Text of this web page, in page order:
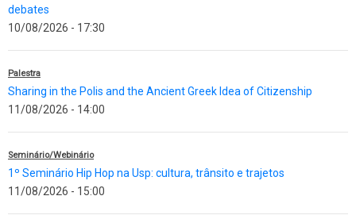
debates
10/08/2026 - 17:30
Palestra
Sharing in the Polis and the Ancient Greek Idea of Citizenship
11/08/2026 - 14:00
Seminário/Webinário
1º Seminário Hip Hop na Usp: cultura, trânsito e trajetos
11/08/2026 - 15:00